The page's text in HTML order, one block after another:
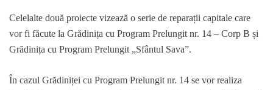
Celelalte două proiecte vizează o serie de reparații capitale care
vor fi făcute la Grădinița cu Program Prelungit nr. 14 – Corp B și
Grădinița cu Program Prelungit „Sfântul Sava”.
În cazul Grădiniței cu Program Prelungit nr. 14 se vor realiza